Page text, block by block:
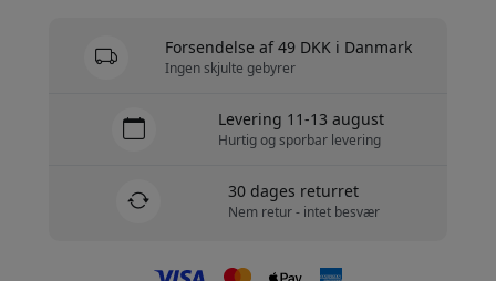
Forsendelse af 49 DKK i Danmark
Ingen skjulte gebyrer
Levering 11-13 august
Hurtig og sporbar levering
30 dages returret
Nem retur - intet besvær